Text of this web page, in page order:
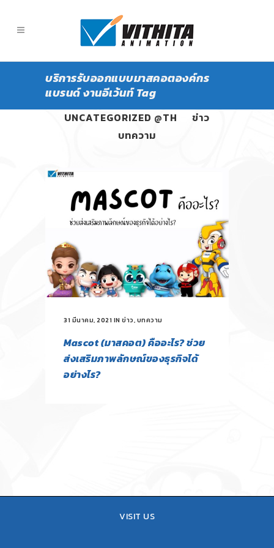
บริการรับออกแบบมาสคอตองค์กร
แบรนด์ งานอีเว้นท์ Tag
ALL
PANGPOND
UNCATEGORIZED @TH
ข่าว
บทความ
31 มีนาคม, 2021 IN ข่าว, บทความ
Mascot (มาสคอต) คืออะไร? ช่วย
ส่งเสริมภาพลักษณ์ของธุรกิจได้
อย่างไร?
VISIT US